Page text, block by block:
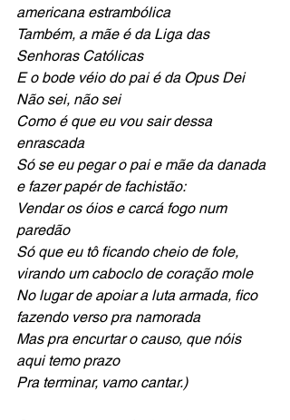
americana estrambólica
Também, a mãe é da Liga das
Senhoras Católicas
E o bode véio do pai é da Opus Dei
Não sei, não sei
Como é que eu vou sair dessa
enrascada
Só se eu pegar o pai e mãe da danada
e fazer papér de fachistão:
Vendar os óios e carcá fogo num
paredão
Só que eu tô ficando cheio de fole,
virando um caboclo de coração mole
No lugar de apoiar a luta armada, fico
fazendo verso pra namorada
Mas pra encurtar o causo, que nóis
aqui temo prazo
Pra terminar, vamo cantar.)